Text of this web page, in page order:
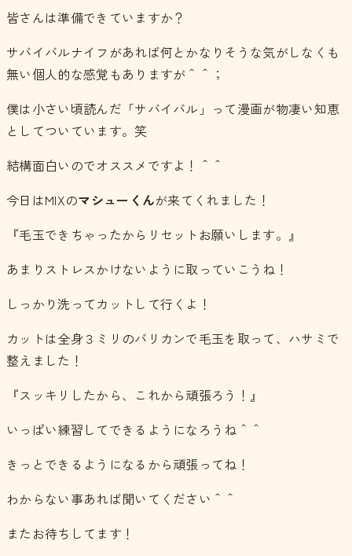
皆さんは準備できていますか？
サバイバルナイフがあれば何とかなりそうな気がしなくも
無い個人的な感覚もありますが＾＾；
僕は小さい頃読んだ「サバイバル」って漫画が物凄い知恵
としてついています。笑
結構面白いのでオススメですよ！＾＾
今日はMIXのマシューくんが来てくれました！
『毛玉できちゃったからリセットお願いします。』
あまりストレスかけないように取っていこうね！
しっかり洗ってカットして行くよ！
カットは全身３ミリのバリカンで毛玉を取って、ハサミで
整えました！
『スッキリしたから、これから頑張ろう！』
いっぱい練習してできるようになろうね＾＾
きっとできるようになるから頑張ってね！
わからない事あれば聞いてください＾＾
またお待ちしてます！